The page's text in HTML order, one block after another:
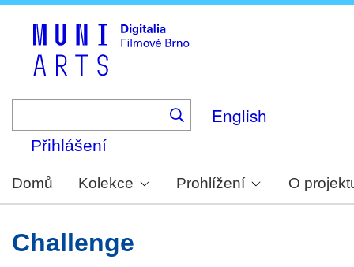
English
Přihlášení
Domů Kolekce Prohlížení O
Challenge